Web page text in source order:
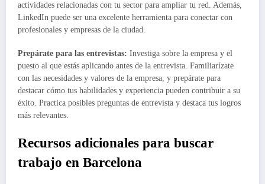
actividades relacionadas con tu sector para ampliar tu red. Además,
LinkedIn puede ser una excelente herramienta para conectar con
profesionales y empresas de la ciudad.
Prepárate para las entrevistas: Investiga sobre la empresa y el
puesto al que estás aplicando antes de la entrevista. Familiarízate
con las necesidades y valores de la empresa, y prepárate para
destacar cómo tus habilidades y experiencia pueden contribuir a su
éxito. Practica posibles preguntas de entrevista y destaca tus logros
más relevantes.
Recursos adicionales para buscar
trabajo en Barcelona